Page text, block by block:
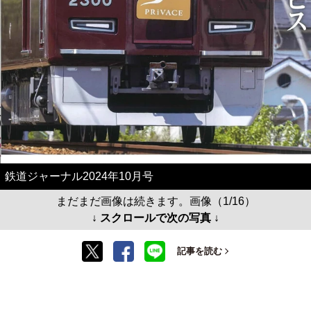
鉄道ジャーナル2024年10月号
まだまだ画像は続きます。画像（1/16）
↓ スクロールで次の写真 ↓
記事を読む